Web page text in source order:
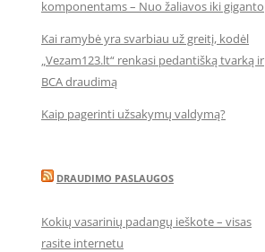
komponentams – Nuo žaliavos iki giganto
Kai ramybė yra svarbiau už greitį, kodėl
„Vezam123.lt“ renkasi pedantišką tvarką ir
BCA draudimą
Kaip pagerinti užsakymų valdymą?
DRAUDIMO PASLAUGOS
Kokių vasarinių padangų ieškote – visas
rasite internetu